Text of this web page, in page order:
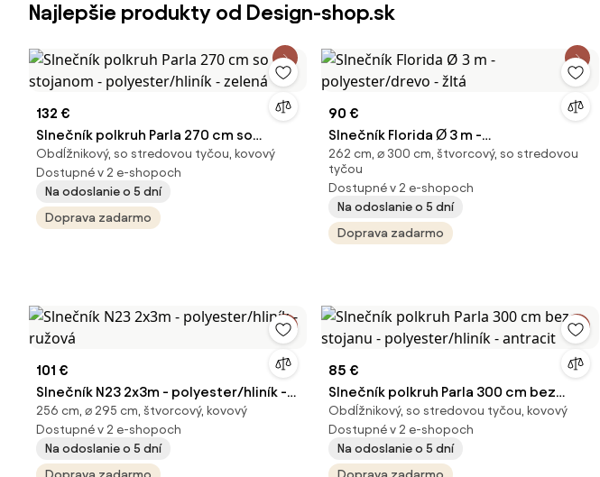
Najlepšie produkty od Design-shop.sk
132 €
Slnečník polkruh Parla 270 cm so
stojanom - polyester/hliník - zelená
Obdĺžnikový, so stredovou tyčou, kovový
Dostupné v 2 e-shopoch
Na odoslanie o 5 dní
Doprava zadarmo
90 €
Slnečník Florida Ø 3 m -
polyester/drevo - žltá
262 cm, ⌀ 300 cm, štvorcový, so stredovou
tyčou
Dostupné v 2 e-shopoch
Na odoslanie o 5 dní
Doprava zadarmo
101 €
Slnečník N23 2x3m - polyester/hliník -
ružová
256 cm, ⌀ 295 cm, štvorcový, kovový
Dostupné v 2 e-shopoch
Na odoslanie o 5 dní
85 €
Slnečník polkruh Parla 300 cm bez
stojanu - polyester/hliník - antracit
Obdĺžnikový, so stredovou tyčou, kovový
Dostupné v 2 e-shopoch
Na odoslanie o 5 dní